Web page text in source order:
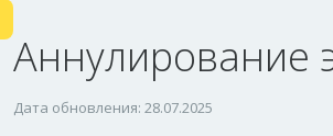
Аннулирование
Дата обновления: 28.07.2025